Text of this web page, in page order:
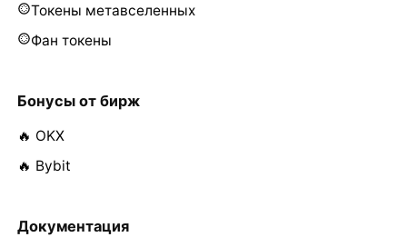
Токены метавселенных
Фан токены
Бонусы от бирж
🔥 OKX
🔥 Bybit
Документация